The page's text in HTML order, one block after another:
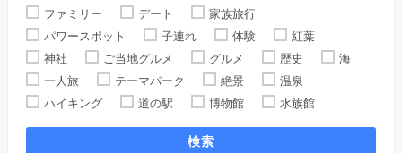
ファミリー デート
家族旅行
パワースポット
子連れ 体験
紅葉
神社
ご当地グルメ グルメ 歴史
海
一人旅
テーマパーク 絶景
温泉
ハイキング
道の駅 博物館 水族館
検索